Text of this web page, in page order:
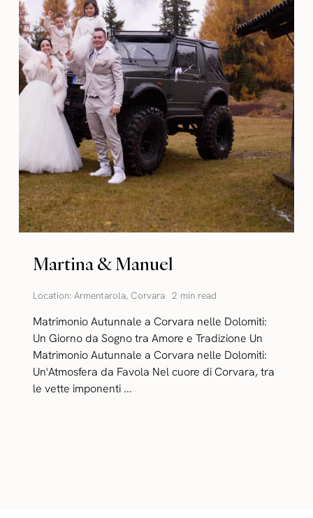
Martina & Manuel
Location:Armentarola,Corvara 2 min read
Matrimonio Autunnale a Corvara nelle Dolomiti:
Un Giorno da Sogno tra Amore e Tradizione Un
Matrimonio Autunnale a Corvara nelle Dolomiti:
Un'Atmosfera da Favola Nel cuore di Corvara, tra
le vette imponenti ...